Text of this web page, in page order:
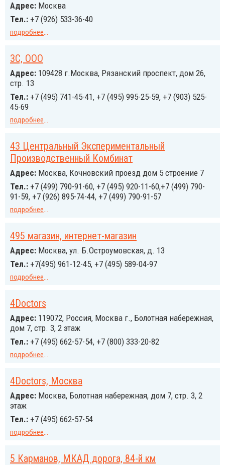
Адрес: Москва
Тел.: +7 (926) 533-36-40
подробнее...
3С, ООО
Адрес: 109428 г.Москва, Рязанский проспект, дом 26,
стр. 13
Тел.: +7 (495) 741-45-41, +7 (495) 995-25-59, +7 (903) 525-
45-69
подробнее...
43 Центральный Экспериментальный
Производственный Комбинат
Адрес: Москва, Кочновский проезд дом 5 строение 7
Тел.: +7 (499) 790-91-60, +7 (495) 920-11-60,+7 (499) 790-
91-59, +7 (926) 895-74-44, +7 (499) 790-91-57
подробнее...
495 магазин, интернет-магазин
Адрес: Москва, ул. Б.Остроумовская, д. 13
Тел.: +7(495) 961-12-45, +7 (495) 589-04-97
подробнее...
4Doctors
Адрес: 119072, Россия, Москва г., Болотная набережная,
дом 7, стр. 3, 2 этаж
Тел.: +7 (495) 662-57-54, +7 (800) 333-20-82
подробнее...
4Doctors, Москва
Адрес: Москва, Болотная набережная, дом 7, стр. 3, 2
этаж
Тел.: +7 (495) 662-57-54
подробнее...
5 Карманов, МКАД дорога, 84-й км